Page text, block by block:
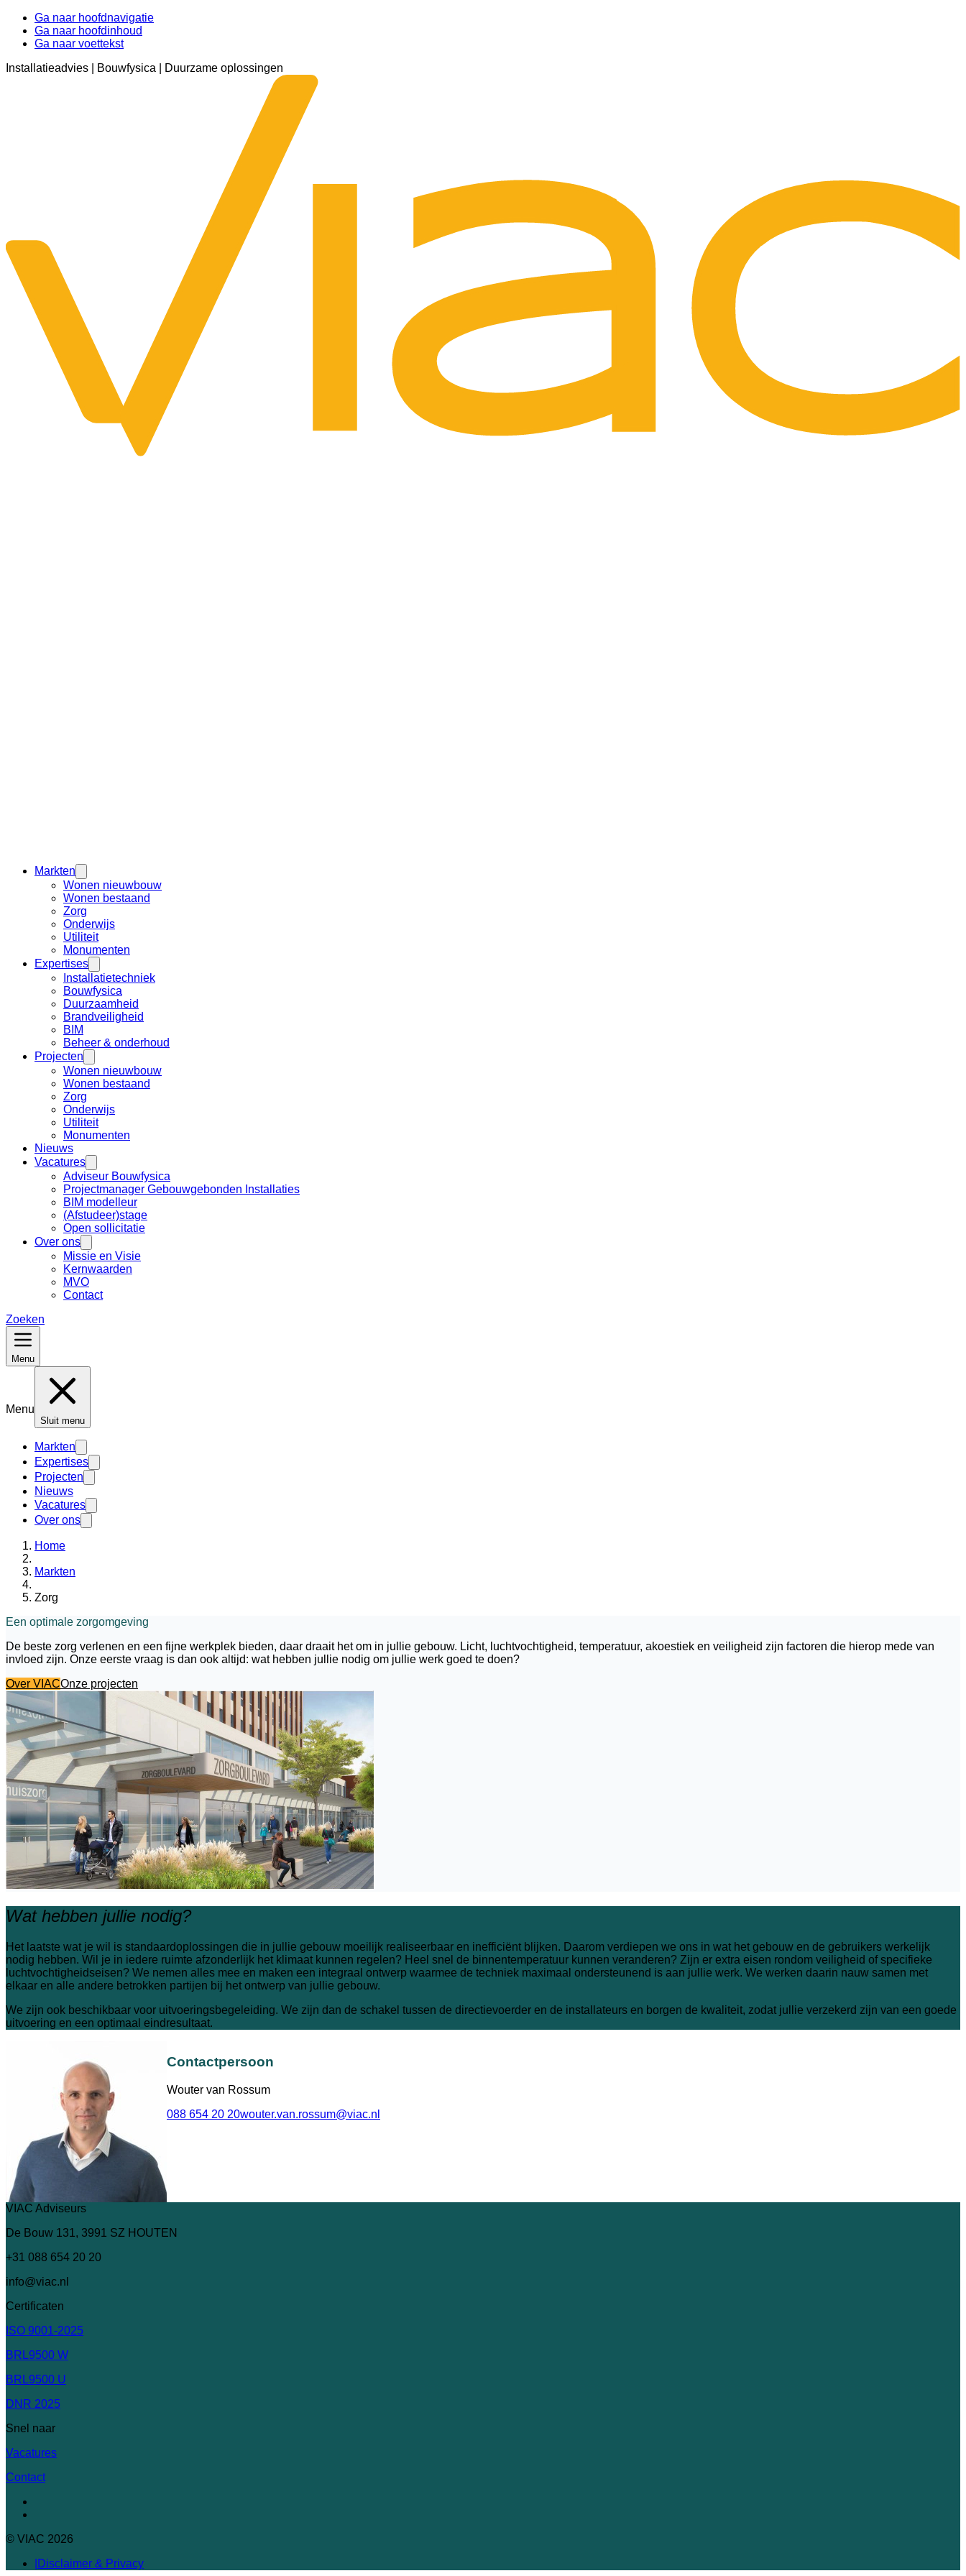
Ga naar hoofdnavigatie
Ga naar hoofdinhoud
Ga naar voettekst
Installatieadvies | Bouwfysica | Duurzame oplossingen
Markten
Wonen nieuwbouw
Wonen bestaand
Zorg
Onderwijs
Utiliteit
Monumenten
Expertises
Installatietechniek
Bouwfysica
Duurzaamheid
Brandveiligheid
BIM
Beheer & onderhoud
Projecten
Wonen nieuwbouw
Wonen bestaand
Zorg
Onderwijs
Utiliteit
Monumenten
Nieuws
Vacatures
Adviseur Bouwfysica
Projectmanager Gebouwgebonden Installaties
BIM modelleur
(Afstudeer)stage
Open sollicitatie
Over ons
Missie en Visie
Kernwaarden
MVO
Contact
Zoeken
Menu
Menu
Sluit menu
Markten
Expertises
Projecten
Nieuws
Vacatures
Over ons
Home
Markten
Zorg
Een optimale zorgomgeving
De beste zorg verlenen en een fijne werkplek bieden, daar draait het om in jullie gebouw. Licht, luchtvochtigheid, temperatuur, akoestiek en veiligheid zijn factoren die hierop mede van
invloed zijn. Onze eerste vraag is dan ook altijd: wat hebben jullie nodig om jullie werk goed te doen?
Over VIACOnze projecten
Wat hebben jullie nodig?
Het laatste wat je wil is standaardoplossingen die in jullie gebouw moeilijk realiseerbaar en inefficiënt blijken. Daarom verdiepen we ons in wat het gebouw en de gebruikers werkelijk
nodig hebben. Wil je in iedere ruimte afzonderlijk het klimaat kunnen regelen? Heel snel de binnentemperatuur kunnen veranderen? Zijn er extra eisen rondom veiligheid of specifieke
luchtvochtigheidseisen? We nemen alles mee en maken een integraal ontwerp waarmee de techniek maximaal ondersteunend is aan jullie werk. We werken daarin nauw samen met
elkaar en alle andere betrokken partijen bij het ontwerp van jullie gebouw.
We zijn ook beschikbaar voor uitvoeringsbegeleiding. We zijn dan de schakel tussen de directievoerder en de installateurs en borgen de kwaliteit, zodat jullie verzekerd zijn van een goede
uitvoering en een optimaal eindresultaat.
Contactpersoon
Wouter van Rossum
088 654 20 20wouter.van.rossum@viac.nl
VIAC Adviseurs
De Bouw 131, 3991 SZ HOUTEN
+31 088 654 20 20
info@viac.nl
Certificaten
ISO 9001-2025
BRL9500 W
BRL9500 U
DNR 2025
Snel naar
Vacatures
Contact
© VIAC 2026
Disclaimer & Privacy